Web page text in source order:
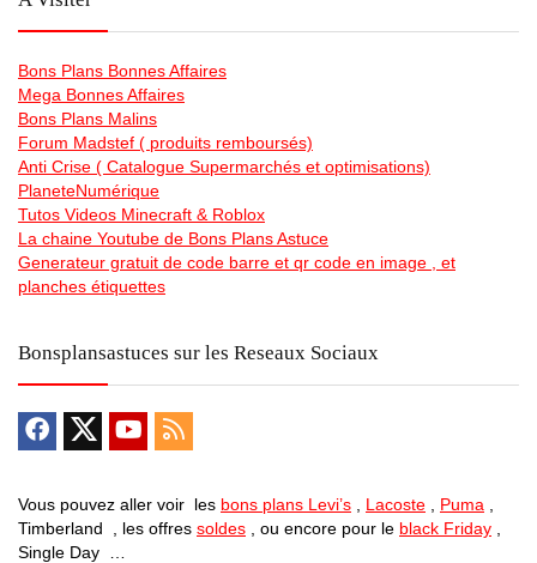
Bons Plans Bonnes Affaires
Mega Bonnes Affaires
Bons Plans Malins
Forum Madstef ( produits remboursés)
Anti Crise ( Catalogue Supermarchés et optimisations)
PlaneteNumérique
Tutos Videos Minecraft & Roblox
La chaine Youtube de Bons Plans Astuce
Generateur gratuit de code barre et qr code en image , et
planches étiquettes
Bonsplansastuces sur les Reseaux Sociaux
Vous pouvez aller voir les bons plans Levi’s Lacoste Puma
Timberland , les offres soldes , ou encore pour le black Friday
Single Day …